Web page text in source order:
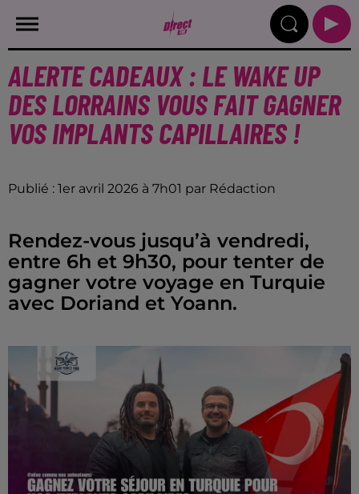
ALERTE CADEAUX : LE WAKE UP
DES LORRAINS VOUS FAIT GAGNER
VOS IMPLANTS CAPILLAIRES !
Publié : 1er avril 2026 à 7h01 par Rédaction
Rendez-vous jusqu’à vendredi,
entre 6h et 9h30, pour tenter de
gagner votre voyage en Turquie
avec Doriand et Yoann.